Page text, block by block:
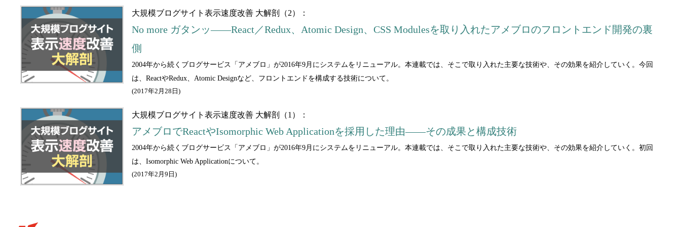
大規模ブログサイト表示速度改善 大解剖（2）：
No more ガタンッ――React／Redux、Atomic Design、CSS Modulesを取り入れたアメブロのフロントエンド開発の裏
側
2004年から続くブログサービス「アメブロ」が2016年9月にシステムをリニューアル。本連載では、そこで取り入れた主要な技術や、その効果を紹介していく。今回
は、ReactやRedux、Atomic Designなど、フロントエンドを構成する技術について。
(2017年2月28日 )
大規模ブログサイト表示速度改善 大解剖（1）：
アメブロでReactやIsomorphic Web Applicationを採用した理由――その成果と構成技術
2004年から続くブログサービス「アメブロ」が2016年9月にシステムをリニューアル。本連載では、そこで取り入れた主要な技術や、その効果を紹介していく。初回
は、Isomorphic Web Applicationについて。
(2017年2月9日 )